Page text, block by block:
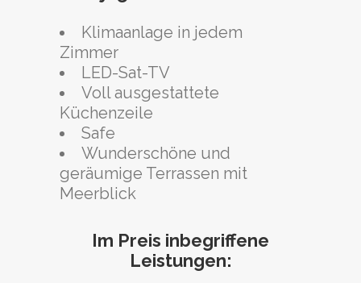
Klimaanlage in jedem
Zimmer
LED-Sat-TV
Voll ausgestattete
Küchenzeile
Safe
Wunderschöne und
geräumige Terrassen mit
Meerblick
Im Preis inbegriffene
Leistungen: